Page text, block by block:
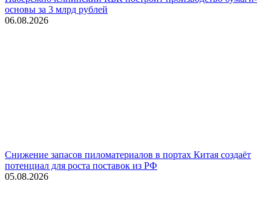
основы за 3 млрд рублей
06.08.2026
Снижение запасов пиломатериалов в портах Китая создаёт
потенциал для роста поставок из РФ
05.08.2026